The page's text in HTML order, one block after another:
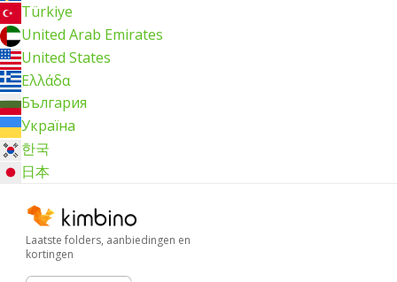
Türkiye
United Arab Emirates
United States
Ελλάδα
България
Україна
한국
日本
Laatste folders, aanbiedingen en
kortingen